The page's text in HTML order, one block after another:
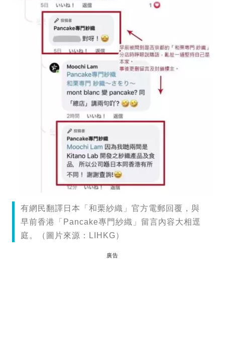
有網民翻譯日本「和栗紗織」官方電郵回覆，與
早前香港「Pancake專門紗織」留言內容大相逕
庭。（圖片來源：LIHKG）
廣告